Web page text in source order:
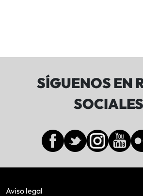
SÍGUENOS EN
SOCIALES
Aviso legal